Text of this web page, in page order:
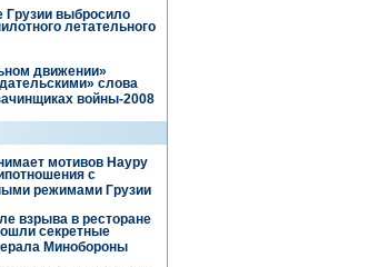
Грузии выбросило
летательного
движении»
слова
войны-2008
мотивов Науру
с
режимами Грузии
взрыва в ресторане
секретные
Минобороны